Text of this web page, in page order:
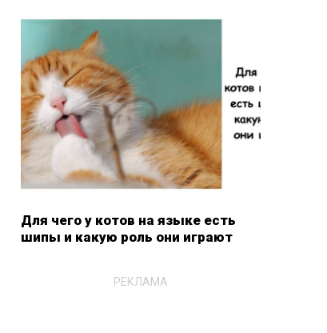
Для чего у котов на языке есть
шипы и какую роль они играют
РЕКЛАМА